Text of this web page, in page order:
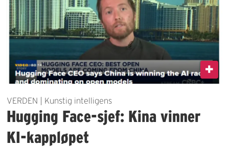
VERDEN | Kunstig intelligens
Hugging Face-sjef: Kina vinner
KI-kappløpet